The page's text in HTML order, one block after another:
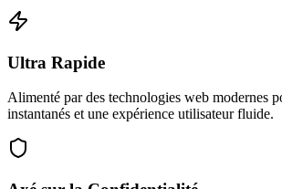
Ultra Rapide
Alimenté par des technologies web modernes
instantanés et une expérience utilisateur fluide.